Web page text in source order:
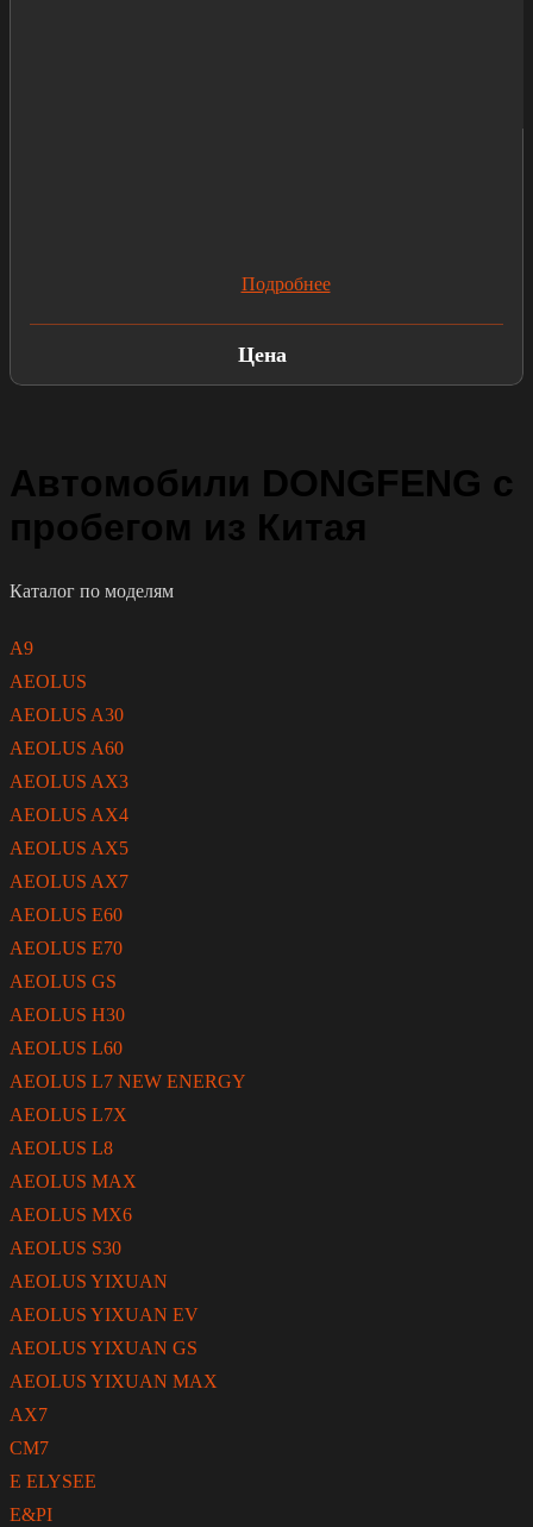
Подробнее
Цена
Автомобили DONGFENG с
пробегом из Китая
Каталог по моделям
A9
AEOLUS
AEOLUS A30
AEOLUS A60
AEOLUS AX3
AEOLUS AX4
AEOLUS AX5
AEOLUS AX7
AEOLUS E60
AEOLUS E70
AEOLUS GS
AEOLUS H30
AEOLUS L60
AEOLUS L7 NEW ENERGY
AEOLUS L7X
AEOLUS L8
AEOLUS MAX
AEOLUS MX6
AEOLUS S30
AEOLUS YIXUAN
AEOLUS YIXUAN EV
AEOLUS YIXUAN GS
AEOLUS YIXUAN MAX
AX7
CM7
E ELYSEE
E&PI